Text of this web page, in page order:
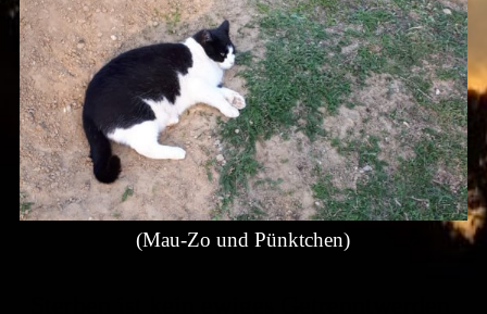
(Mau-Zo und Pünktchen)